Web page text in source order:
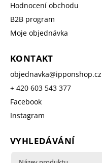
Hodnocení obchodu
B2B program
Moje objednávka
KONTAKT
objednavka@ipponshop.cz
+ 420 603 543 377
Facebook
Instagram
VYHLEDÁVÁNÍ